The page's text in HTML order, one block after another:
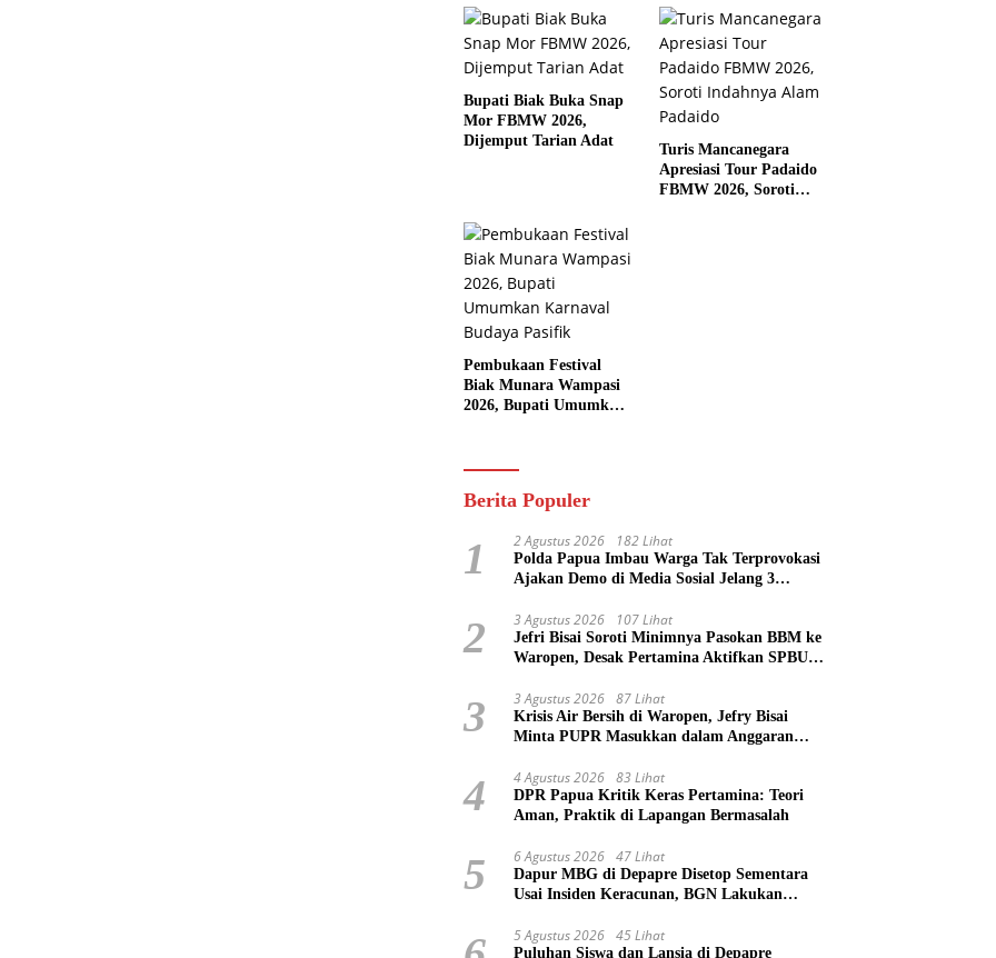
Bupati Biak Buka Snap
Mor FBMW 2026,
Dijemput Tarian Adat
Turis Mancanegara
Apresiasi Tour Padaido
FBMW 2026, Soroti
Pembukaan Festival
Biak Munara Wampasi
2026, Bupati Umumkan
Berita Populer
1 2 Agustus 2026 182 Lihat
Polda Papua Imbau Warga Tak Terprovokasi
Ajakan Demo di Media Sosial Jelang 3
2 3 Agustus 2026 107 Lihat
Jefri Bisai Soroti Minimnya Pasokan BBM ke
Waropen, Desak Pertamina Aktifkan SPBU
3 3 Agustus 2026 87 Lihat
Krisis Air Bersih di Waropen, Jefry Bisai
Minta PUPR Masukkan dalam Anggaran
4 4 Agustus 2026 83 Lihat
DPR Papua Kritik Keras Pertamina: Teori
Aman, Praktik di Lapangan Bermasalah
5 6 Agustus 2026 47 Lihat
Dapur MBG di Depapre Disetop Sementara
Usai Insiden Keracunan, BGN Lakukan
5 Agustus 2026 45 Lihat
Puluhan Siswa dan Lansia di Depapre